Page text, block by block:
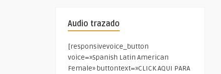
Audio trazado
[responsivevoice_button
voice=»Spanish Latin American
Female» buttontext=»CLICK AQUI PARA